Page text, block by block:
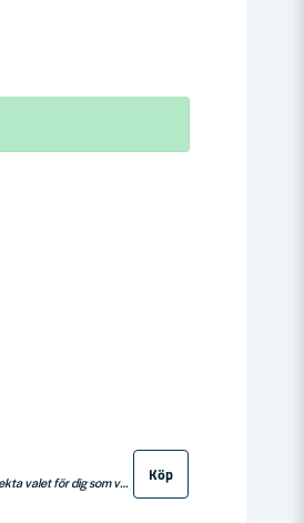
Pro-Fit Multi Purpose hålsåg med hårdmetallskär är det perfekta valet för dig som vill borra snabbt, rent och effektivt i en mängd olika material. Den klarar allt från trä och gips till mursten och keramiska material upp till hårdhet 6. Tillsammans med det unika "Drill & Drop"-systemet får du marknadens snabbaste verktygsskifte och smidig borttagning av urtaget material. Hålsågen arbetar över 10 gånger snabbare än traditionella Bi-Metall hålsågar och ger ett rent resultat utan värmeutveckling, brända fibrer eller missfärgning. Perfekt för professionella användare som kräver snabbhet, precision och mångsidighet i sitt arbete. Köp